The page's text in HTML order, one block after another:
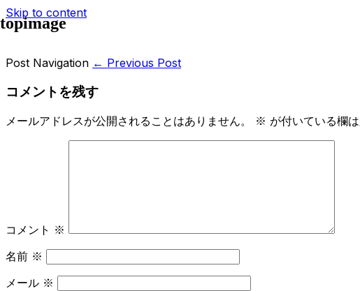
Skip to content
topimage
Post Navigation ← Previous Post
コメントを残す
メールアドレスが公開されることはありません。 ※ が付いている欄
コメント ※
名前 ※
メール ※